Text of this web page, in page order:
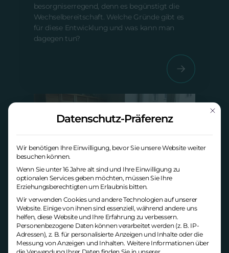
besorgniserregend, denn es begünstigt die
Wechselbereitschaft. Welche Gründe gibt es
für diese Entwicklung und was kann man
dagegen tun?
Back to Office – eine Frage der
Produktivität oder des Vertrauens?
Mit
Datenschutz-Präferenz
Wir benötigen Ihre Einwilligung, bevor Sie unsere Website weiter
besuchen können.
Wenn Sie unter 16 Jahre alt sind und Ihre Einwilligung zu
optionalen Services geben möchten, müssen Sie Ihre
Erziehungsberechtigten um Erlaubnis bitten.
Wir verwenden Cookies und andere Technologien auf unserer
Website. Einige von ihnen sind essenziell, während andere uns
helfen, diese Website und Ihre Erfahrung zu verbessern.
Personenbezogene Daten können verarbeitet werden (z. B. IP-
Adressen), z. B. für personalisierte Anzeigen und Inhalte oder die
Messung von Anzeigen und Inhalten. Weitere Informationen über